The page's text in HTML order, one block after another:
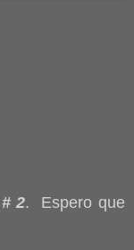
2. Espero que